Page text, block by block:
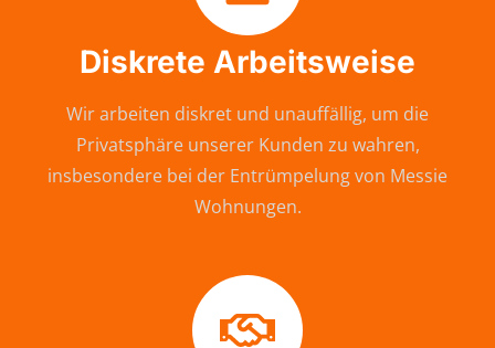
Diskrete Arbeitsweise
Wir arbeiten diskret und unauffällig, um die
Privatsphäre unserer Kunden zu wahren,
insbesondere bei der Entrümpelung von Messie
Wohnungen.